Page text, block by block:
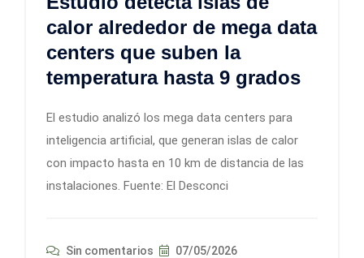
calor alrededor de mega data
centers que suben la
temperatura hasta 9 grados
El estudio analizó los mega data centers para
inteligencia artificial, que generan islas de calor
con impacto hasta en 10 km de distancia de las
instalaciones. Fuente: El Desconci
Sin comentarios 07/05/2026